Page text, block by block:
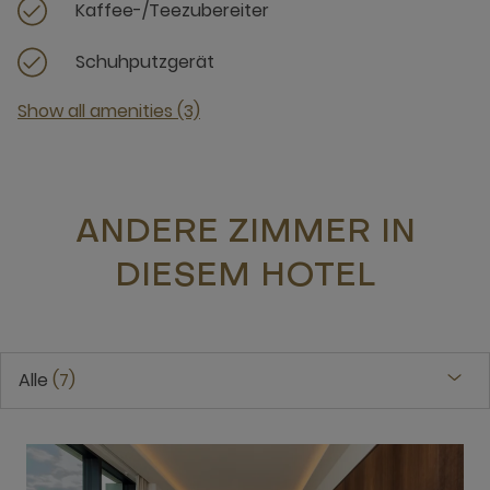
Kaffee-/Teezubereiter
Schuhputzgerät
Show all amenities (3)
ANDERE ZIMMER IN
DIESEM HOTEL
Alle 7